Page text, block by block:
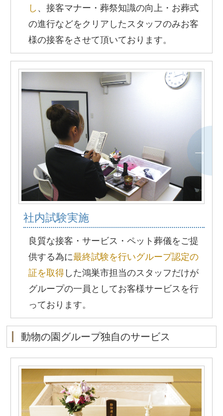
し 、接客マナー・葬祭知識の向上・お葬式
の進行などをクリアしたスタッフのみお客
様の接客をさせて頂いております。
社内試験実施
良質な接客・サービス・ペット葬儀をご提
供する為に最終試験を行いグループ認定の
証を取得 した鴻巣市担当のスタッフだけが
グループの一員としてお客様サービスを行
っております。
動物の園グループ独自のサービス